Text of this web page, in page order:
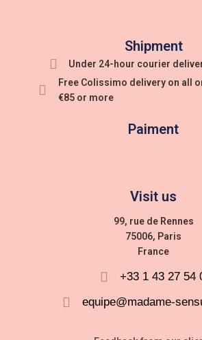
Shipment
Under 24-hour courier
Free Colissimo delivery on all
€85 or more
Paiment
Visit us
99, rue de Rennes
75006, Paris
France
+33 1 43 27 54
equipe@madame-